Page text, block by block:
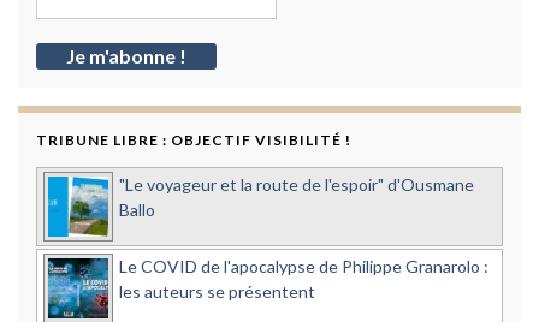
TRIBUNE LIBRE : OBJECTIF VISIBILITÉ !
"Le voyageur et la route de l'espoir" d'Ousmane
Ballo
Le COVID de l'apocalypse de Philippe Granarolo :
les auteurs se présentent